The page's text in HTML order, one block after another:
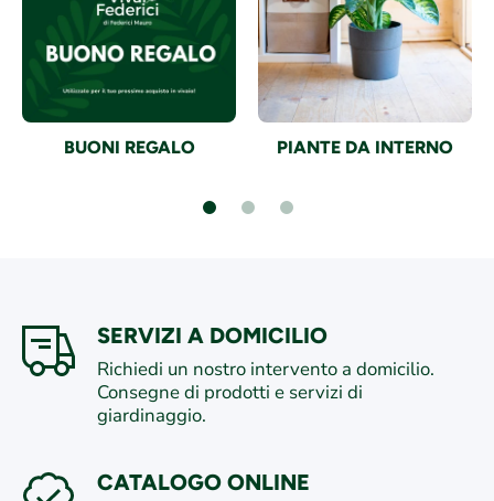
BUONI REGALO PIANTE DA INTERNO
SERVIZI A DOMICILIO
Richiedi un nostro intervento a domicilio.
Consegne di prodotti e servizi di
giardinaggio.
CATALOGO ONLINE